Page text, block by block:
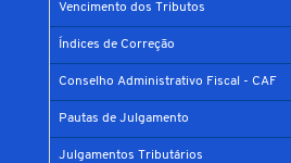
Vencimento dos Tributos
Índices de Correção
Conselho Administrativo Fiscal - CAF
Pautas de Julgamento
Julgamentos Tributários